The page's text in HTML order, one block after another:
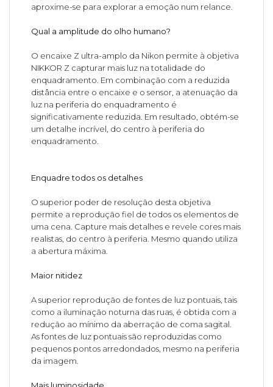
aproxime-se para explorar a emoção num relance.
Qual a amplitude do olho humano?
O encaixe Z ultra-amplo da Nikon permite à objetiva
NIKKOR Z capturar mais luz na totalidade do
enquadramento. Em combinação com a reduzida
distância entre o encaixe e o sensor, a atenuação da
luz na periferia do enquadramento é
significativamente reduzida. Em resultado, obtém-se
um detalhe incrível, do centro à periferia do
enquadramento.
Enquadre todos os detalhes
O superior poder de resolução desta objetiva
permite a reprodução fiel de todos os elementos de
uma cena. Capture mais detalhes e revele cores mais
realistas, do centro à periferia. Mesmo quando utiliza
a abertura máxima.
Maior nitidez
A superior reprodução de fontes de luz pontuais, tais
como a iluminação noturna das ruas, é obtida com a
redução ao mínimo da aberração de coma sagital.
As fontes de luz pontuais são reproduzidas como
pequenos pontos arredondados, mesmo na periferia
da imagem.
Mais luminosidade